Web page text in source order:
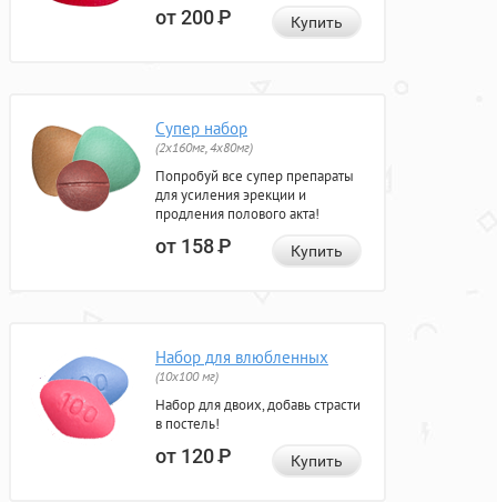
от 200Р Купить
Супер набор
(2х160мг, 4х80мг)
Попробуй все супер препараты
для усиления эрекции и
продления полового акта!
от 158Р Купить
Набор для влюбленных
(10х100 мг)
Набор для двоих, добавь страсти
в постель!
от 120Р Купить